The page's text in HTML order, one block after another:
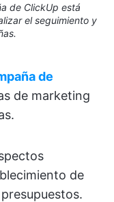
de ClickUp está
el seguimiento y
de
de marketing
de